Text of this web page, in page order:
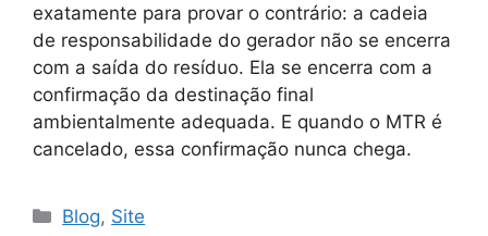
exatamente para provar o contrário: a cadeia
de responsabilidade do gerador não se encerra
com a saída do resíduo. Ela se encerra com a
confirmação da destinação final
ambientalmente adequada. E quando o MTR é
cancelado, essa confirmação nunca chega.
Blog, Site